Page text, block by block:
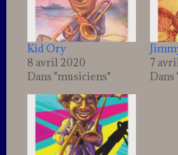
Kid Ory
8 avril 2020
Dans "musiciens"
7
Dans